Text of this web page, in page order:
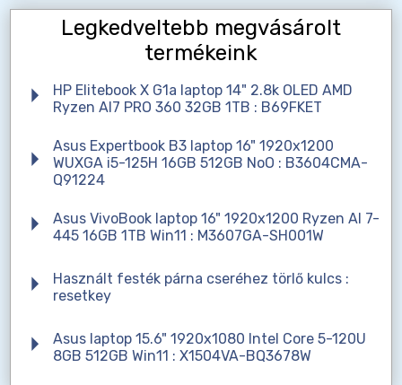
Legkedveltebb megvásárolt
termékeink
HP Elitebook X G1a laptop 14" 2.8k OLED AMD
Ryzen AI7 PRO 360 32GB 1TB : B69FKET
Asus Expertbook B3 laptop 16" 1920x1200
WUXGA i5-125H 16GB 512GB NoO : B3604CMA-
Q91224
Asus VivoBook laptop 16" 1920x1200 Ryzen AI 7-
445 16GB 1TB Win11 : M3607GA-SH001W
Használt festék párna cseréhez törlő kulcs :
resetkey
Asus laptop 15.6" 1920x1080 Intel Core 5-120U
8GB 512GB Win11 : X1504VA-BQ3678W